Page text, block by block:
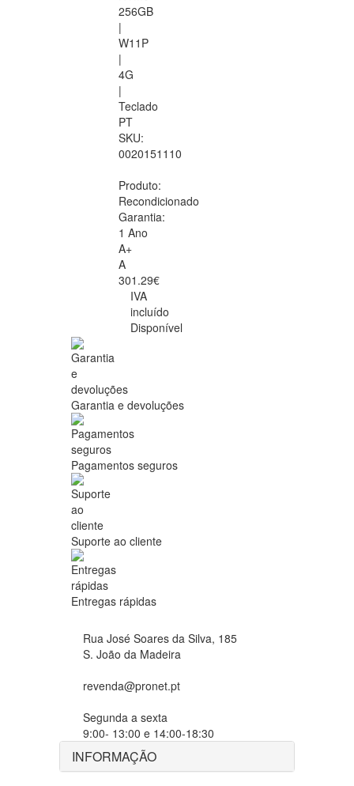
256GB
|
W11P
|
4G
|
Teclado
PT
SKU:
0020151110
Produto:
Recondicionado
Garantia:
1 Ano
A+
A
301.29€
IVA
incluído
Disponível
Garantia e devoluções
Pagamentos seguros
Suporte ao cliente
Entregas rápidas
Rua José Soares da Silva, 185
S. João da Madeira
revenda@pronet.pt
Segunda a sexta
9:00- 13:00 e 14:00-18:30
INFORMAÇÃO